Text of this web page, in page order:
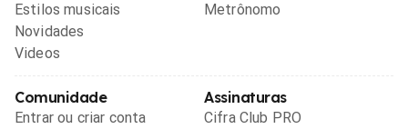
Estilos musicais
Novidades
Videos
Metrônomo
Comunidade
Entrar ou criar conta
Assinaturas
Cifra Club PRO